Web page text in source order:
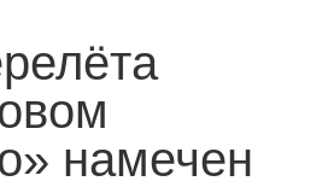
намечен